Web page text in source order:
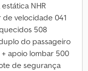
NHR
velocidade 041
508
do passageiro
apoio lombar 500
de segurança